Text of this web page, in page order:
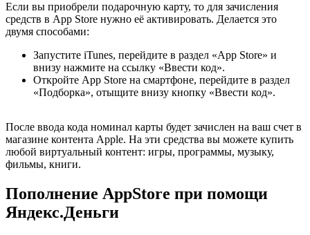
Если вы приобрели подарочную карту, то для зачисления
средств в App Store нужно её активировать. Делается это
двумя способами:
Запустите iTunes, перейдите в раздел «App Store» и
внизу нажмите на ссылку «Ввести код».
Откройте App Store на смартфоне, перейдите в раздел
«Подборка», отыщите внизу кнопку «Ввести код».
После ввода кода номинал карты будет зачислен на ваш счет в
магазине контента Apple. На эти средства вы можете купить
любой виртуальный контент: игры, программы, музыку,
фильмы, книги.
Пополнение AppStore при помощи
Яндекс.Деньги